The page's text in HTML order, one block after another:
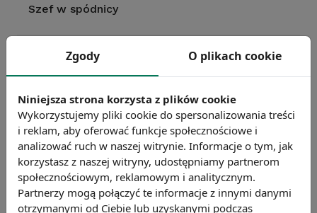
Szef w spódnicy
Nie żądamy urlopu na żądanie
Bankructwa 2010 roku
Pracujący czy na utrzymaniu? Nowożeńcy na
rynku pracy
Zgody O plikach cookie
Niniejsza strona korzysta z plików cookie
Wykorzystujemy pliki cookie do spersonalizowania treści
i reklam, aby oferować funkcje społecznościowe i
analizować ruch w naszej witrynie. Informacje o tym, jak
korzystasz z naszej witryny, udostępniamy partnerom
społecznościowym, reklamowym i analitycznym.
Partnerzy mogą połączyć te informacje z innymi danymi
otrzymanymi od Ciebie lub uzyskanymi podczas